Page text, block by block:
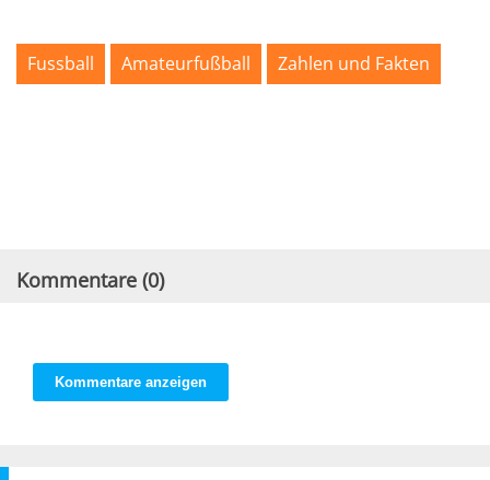
Fussball Amateurfußball Zahlen und Fakten
Kommentare (0)
Kommentare anzeigen